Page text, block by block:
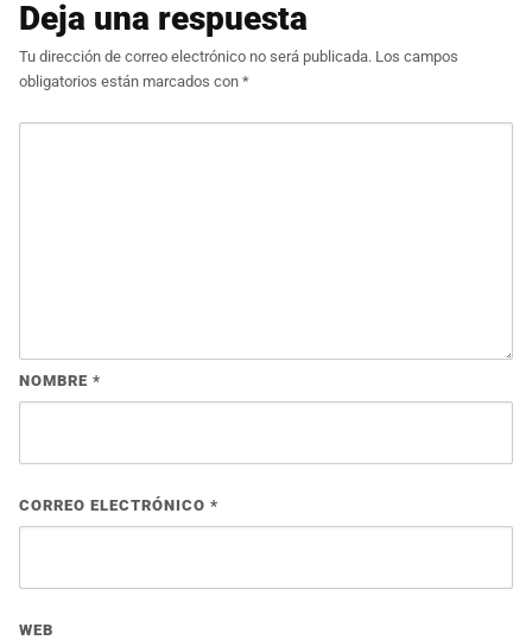
Deja una respuesta
Tu dirección de correo electrónico no será publicada. Los campos
obligatorios están marcados con *
NOMBRE *
CORREO ELECTRÓNICO *
WEB